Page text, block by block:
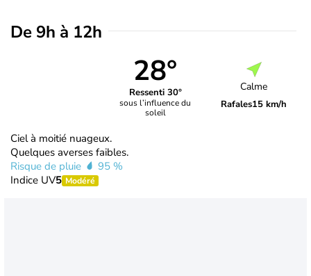
De 9h à 12h
28°
Ressenti 30°
sous l’influence du
soleil
Calme
Rafales15 km/h
Ciel à moitié nuageux.
Quelques averses faibles.
Risque de pluie
95 %
Indice UV5 Modéré